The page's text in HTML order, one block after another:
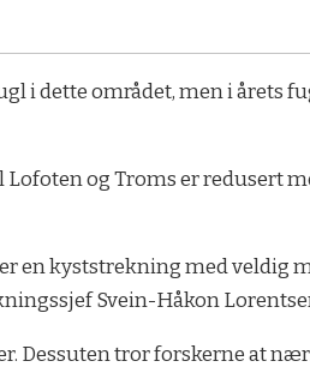
i dette området, men i årets
og Troms er redusert
er en kyststrekning med
Svein-Håkon
Dessuten tror forskerne at